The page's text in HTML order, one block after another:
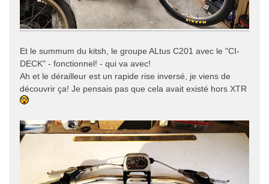
Et le summum du kitsh, le groupe ALtus C201 avec le "CI-
DECK" - fonctionnel! - qui va avec!
Ah et le dérailleur est un rapide rise inversé, je viens de
découvrir ça! Je pensais pas que cela avait existé hors XTR